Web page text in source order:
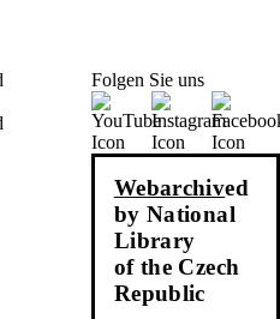
Folgen Sie uns
Webarchived
by National
Library
of the Czech
Republic